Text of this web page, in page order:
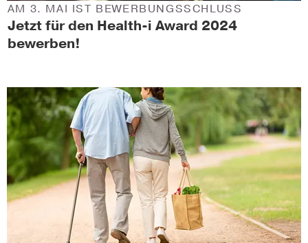
Jetzt für den Health-i Award 2024
bewerben!
AM 3. MAI IST BEWERBUNGSSCHLUSS